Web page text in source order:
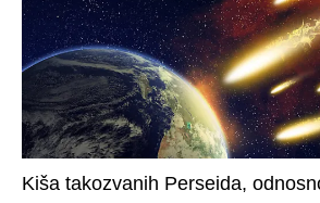
Kiša takozvanih Perseida,